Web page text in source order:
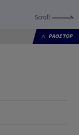
Scroll
PAGE TOP